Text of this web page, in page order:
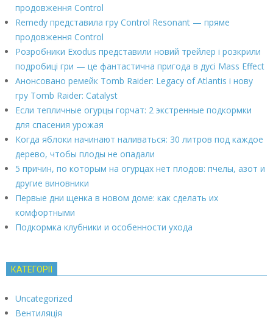
продовження Control
Remedy представила гру Control Resonant — пряме
продовження Control
Розробники Exodus представили новий трейлер і розкрили
подробиці гри — це фантастична пригода в дусі Mass Effect
Анонсовано ремейк Tomb Raider: Legacy of Atlantis і нову
гру Tomb Raider: Catalyst
Если тепличные огурцы горчат: 2 экстренные подкормки
для спасения урожая
Когда яблоки начинают наливаться: 30 литров под каждое
дерево, чтобы плоды не опадали
5 причин, по которым на огурцах нет плодов: пчелы, азот и
другие виновники
Первые дни щенка в новом доме: как сделать их
комфортными
Подкормка клубники и особенности ухода
КАТЕГОРІЇ
Uncategorized
Вентиляція